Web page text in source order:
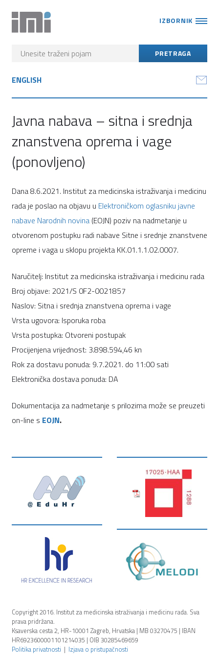
IZBORNIK
ENGLISH
Javna nabava – sitna i srednja
znanstvena oprema i vage
(ponovljeno)
Dana 8.6.2021. Institut za medicinska istraživanja i medicinu
rada je poslao na objavu u Elektroničkom oglasniku javne
nabave Narodnih novina (EOJN) poziv na nadmetanje u
otvorenom postupku radi nabave Sitne i srednje znanstvene
opreme i vaga u sklopu projekta KK.01.1.1.02.0007.
Naručitelj: Institut za medicinska istraživanja i medicinu rada
Broj objave: 2021/S 0F2-0021857
Naslov: Sitna i srednja znanstvena oprema i vage
Vrsta ugovora: Isporuka roba
Vrsta postupka: Otvoreni postupak
Procijenjena vrijednost: 3.898.594,46 kn
Rok za dostavu ponuda: 9.7.2021. do 11:00 sati
Elektronička dostava ponuda: DA
Dokumentacija za nadmetanje s prilozima može se preuzeti
on-line s EOJN.
Copyright 2016. Institut za medicinska istraživanja i medicinu rada. Sva
prava pridržana.
Ksaverska cesta 2, HR-10001 Zagreb, Hrvatska | MB 03270475 | IBAN
HR6923600001101214035 | OIB 30285469659
Politika privatnosti | Izjava o pristupačnosti